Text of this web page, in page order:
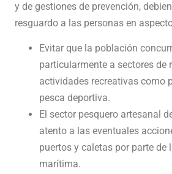
y de gestiones de prevención,
resguardo a las personas en
Evitar que la población
particularmente a sectores de
actividades recreativas como
pesca deportiva.
El sector pesquero artesanal
atento a las eventuales
puertos y caletas por parte de
marítima.